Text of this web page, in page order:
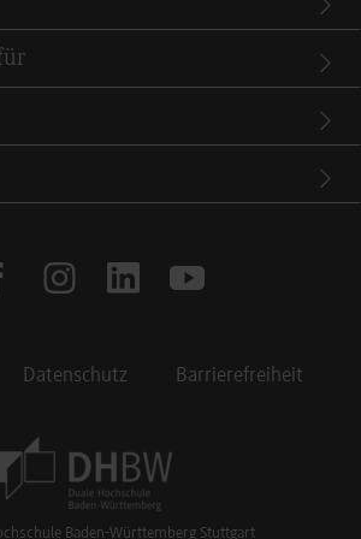
instagramlinkedinyoutube
Datenschutz Barrierefreiheit
Baden-Württemberg Stuttgart